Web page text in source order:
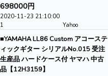
698000円
2020-11-23 21:10:00
1
Yahoo
■YAMAHA LL86 Custom アコーステ
ィックギター シリアルNo.015 受注
生産品 ハードケース付 ヤマハ 中古
品【12H3159】